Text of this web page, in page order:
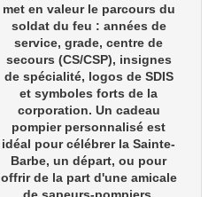
met en valeur le parcours du
soldat du feu : années de
service, grade, centre de
secours (CS/CSP), insignes
de spécialité, logos de SDIS
et symboles forts de la
corporation. Un cadeau
pompier personnalisé est
idéal pour célébrer la Sainte-
Barbe, un départ, ou pour
offrir de la part d'une amicale
de sapeurs-pompiers.